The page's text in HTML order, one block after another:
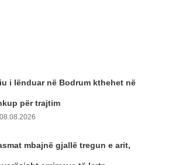
i lënduar në Bodrum kthehet në
për trajtim
08.08.2026
mbajnë gjallë tregun e arit,